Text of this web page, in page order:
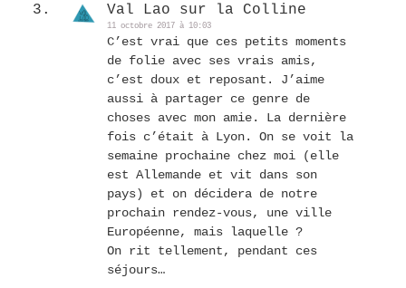
Val Lao sur la Colline
11 octobre 2017 à 10:03
C’est vrai que ces petits moments
de folie avec ses vrais amis,
c’est doux et reposant. J’aime
aussi à partager ce genre de
choses avec mon amie. La dernière
fois c’était à Lyon. On se voit la
semaine prochaine chez moi (elle
est Allemande et vit dans son
pays) et on décidera de notre
prochain rendez-vous, une ville
Européenne, mais laquelle ?
On rit tellement, pendant ces
séjours…